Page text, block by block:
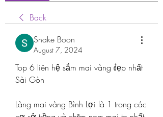
Back
Snake Boon
August 7, 2024
Top 6 liên hệ sắm mai vàng đẹp nhất
Sài Gòn
Làng mai vàng Bình Lợi là 1 trong các